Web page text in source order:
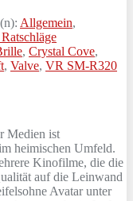
Allgemein,
, Crystal Cove,
, Valve, VR SM-R320
Medien ist
heimischen Umfeld.
Kinofilme, die die
auf die Leinwand
Avatar unter